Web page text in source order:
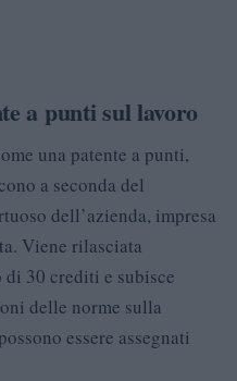
a punti sul lavoro
una patente a punti,
a seconda del
dell’azienda, impresa
Viene rilasciata
30 crediti e subisce
delle norme sulla
essere assegnati